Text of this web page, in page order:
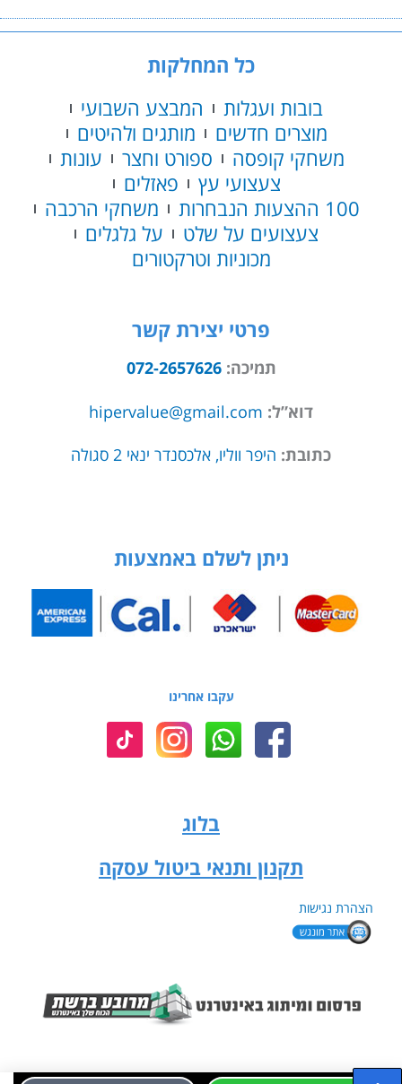
כל המחלקות
בובות ועגלות
המבצע השבועי
מוצרים חדשים
מותגים ולהיטים
משחקי קופסה
ספורט וחצר
עונות
צעצועי עץ
פאזלים
100 ההצעות הנבחרות
משחקי הרכבה
צעצועים על שלט
על גלגלים
מכוניות וטרקטורים
פרטי יצירת קשר
תמיכה:072-2657626
דוא”ל: hipervalue@gmail.com
כתובת: היפר ווליו, אלכסנדר ינאי 2 סגולה
ניתן לשלם באמצעות
עקבו אחרינו
בלוג
תקנון ותנאי ביטול עסקה
הצהרת נגישות